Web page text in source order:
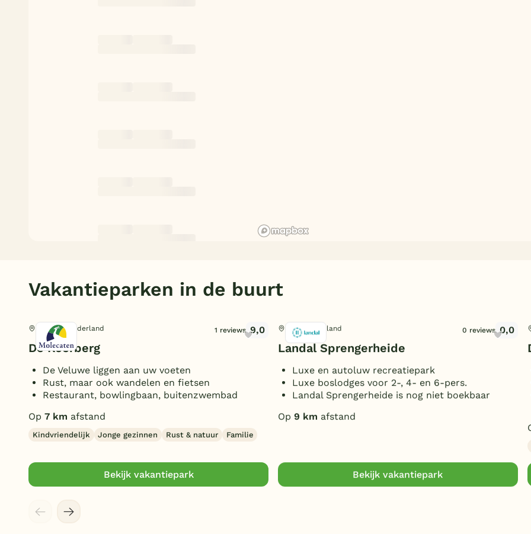
Vakantieparken in de buurt
Heerde, Gelderland 1 reviews 9,0
De Koerberg
De Veluwe liggen aan uw voeten
Rust, maar ook wandelen en fietsen
Restaurant, bowlingbaan, buitenzwembad
Op 7 km afstand
Kindvriendelijk Jonge gezinnen Rust & natuur Familie
Bekijk vakantiepark
Epe, Gelderland 0 reviews 0,0
Landal Sprengerheide
Luxe en autoluw recreatiepark
Luxe boslodges voor 2-, 4- en 6-pers.
Landal Sprengerheide is nog niet boekbaar
Op 9 km afstand
Bekijk vakantiepark